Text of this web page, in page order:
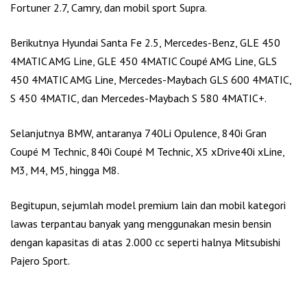
Fortuner 2.7, Camry, dan mobil sport Supra.
Berikutnya Hyundai Santa Fe 2.5, Mercedes-Benz, GLE 450
4MATIC AMG Line, GLE 450 4MATIC Coupé AMG Line, GLS
450 4MATIC AMG Line, Mercedes-Maybach GLS 600 4MATIC,
S 450 4MATIC, dan Mercedes-Maybach S 580 4MATIC+.
Selanjutnya BMW, antaranya 740Li Opulence, 840i Gran
Coupé M Technic, 840i Coupé M Technic, X5 xDrive40i xLine,
M3, M4, M5, hingga M8.
Begitupun, sejumlah model premium lain dan mobil kategori
lawas terpantau banyak yang menggunakan mesin bensin
dengan kapasitas di atas 2.000 cc seperti halnya Mitsubishi
Pajero Sport.